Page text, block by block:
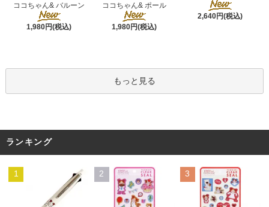
ココちゃん& バルーン
1,980円(税込)
ココちゃん& ポール
1,980円(税込)
2,640円(税込)
もっと見る
ランキング
1 2 3